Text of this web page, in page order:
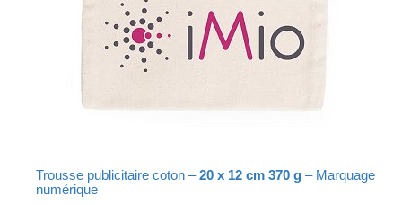
Trousse publicitaire coton –20 x 12 cm 370 g – Marquage
numérique